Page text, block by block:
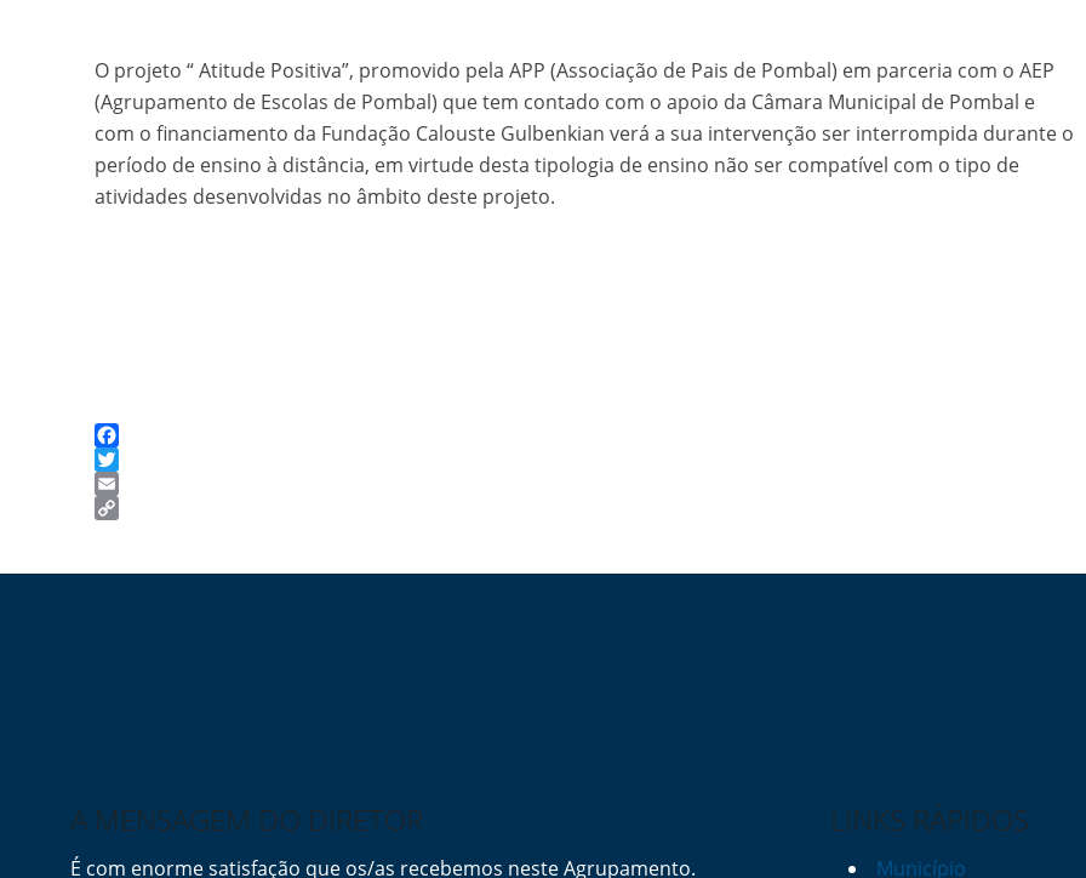
O projeto “ Atitude Positiva”, promovido pela APP (Associação de Pais de Pombal) em parceria com o AEP
(Agrupamento de Escolas de Pombal) que tem contado com o apoio da Câmara Municipal de Pombal e
com o financiamento da Fundação Calouste Gulbenkian verá a sua intervenção ser interrompida durante o
período de ensino à distância, em virtude desta tipologia de ensino não ser compatível com o tipo de
atividades desenvolvidas no âmbito deste projeto.
Facebook
Twitter
Email
A MENSAGEM DO DIRETOR
É com enorme satisfação que os/as recebemos neste Agrupamento.
LINKS RÁPIDOS
Município